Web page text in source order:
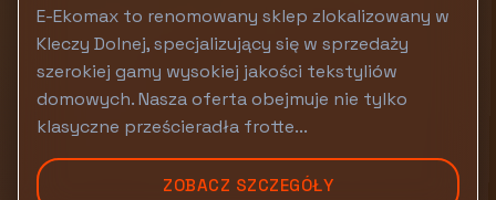
E-Ekomax to renomowany sklep zlokalizowany w
Kleczy Dolnej, specjalizujący się w sprzedaży
szerokiej gamy wysokiej jakości tekstyliów
domowych. Nasza oferta obejmuje nie tylko
klasyczne prześcieradła frotte...
ZOBACZ SZCZEGÓŁY